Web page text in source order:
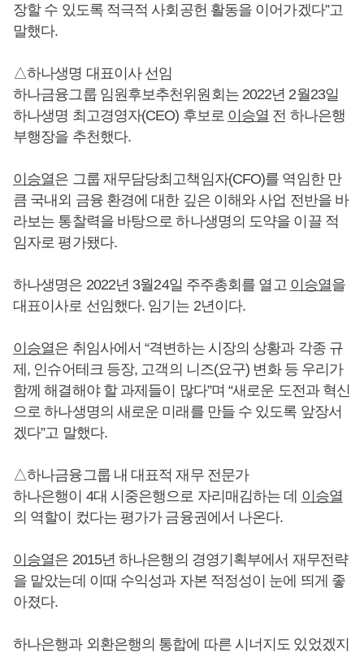
장할 수 있도록 적극적 사회공헌 활동을 이어가겠다”고
말했다.
△하나생명 대표이사 선임
하나금융그룹 임원후보추천위원회는 2022년 2월23일
하나생명 최고경영자(CEO) 후보로 이승열 전 하나은행
부행장을 추천했다.
이승열은 그룹 재무담당최고책임자(CFO)를 역임한 만
큼 국내외 금융 환경에 대한 깊은 이해와 사업 전반을 바
라보는 통찰력을 바탕으로 하나생명의 도약을 이끌 적
임자로 평가됐다.
하나생명은 2022년 3월24일 주주총회를 열고 이승열을
대표이사로 선임했다. 임기는 2년이다.
이승열은 취임사에서 “격변하는 시장의 상황과 각종 규
제, 인슈어테크 등장, 고객의 니즈(요구) 변화 등 우리가
함께 해결해야 할 과제들이 많다”며 “새로운 도전과 혁신
으로 하나생명의 새로운 미래를 만들 수 있도록 앞장서
겠다”고 말했다.
△하나금융그룹 내 대표적 재무 전문가
하나은행이 4대 시중은행으로 자리매김하는 데 이승열
의 역할이 컸다는 평가가 금융권에서 나온다.
이승열은 2015년 하나은행의 경영기획부에서 재무전략
을 맡았는데 이때 수익성과 자본 적정성이 눈에 띄게 좋
아졌다.
하나은행과 외환은행의 통합에 따른 시너지도 있었겠지